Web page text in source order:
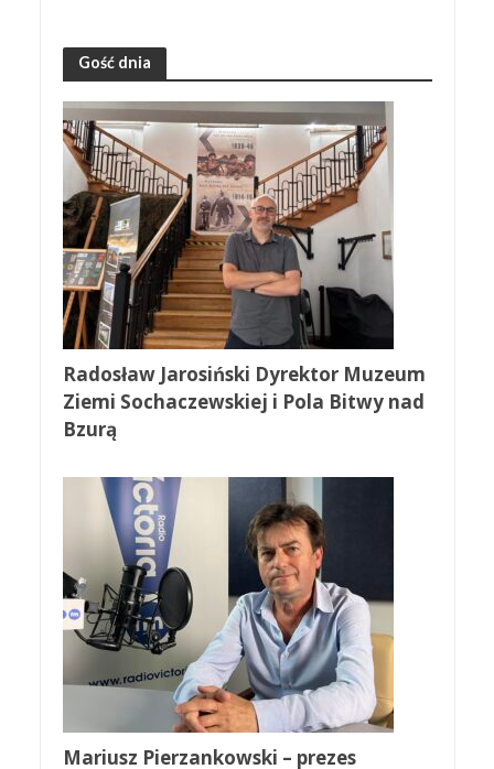
Gość dnia
Radosław Jarosiński Dyrektor Muzeum
Ziemi Sochaczewskiej i Pola Bitwy nad
Bzurą
Mariusz Pierzankowski – prezes